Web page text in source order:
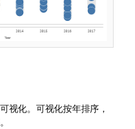
视化。可视化按年排序，